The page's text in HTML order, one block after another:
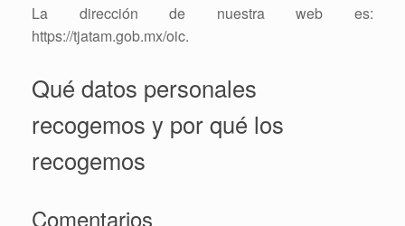
La dirección de nuestra web es:
https://tjatam.gob.mx/oic.
Qué datos personales
recogemos y por qué los
recogemos
Comentarios